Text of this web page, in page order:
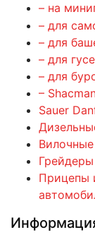
– на
– для
– для
– для
– для
–
Sauer
Прицепы